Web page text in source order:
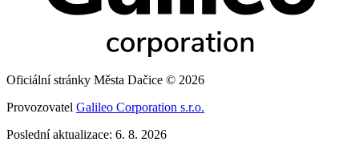
Oficiální stránky Města Dačice © 2026
Provozovatel Galileo Corporation s.r.o.
Poslední aktualizace: 6. 8. 2026